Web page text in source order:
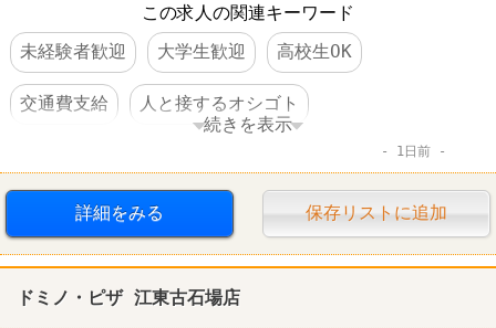
この求人の関連キーワード
未経験者歓迎
大学生歓迎 高校生OK
交通費支給 人と接するオシゴト
続きを表示
1日前
詳細をみる 保存リストに追加
ドミノ・ピザ 江東古石場店